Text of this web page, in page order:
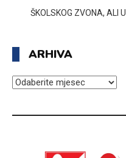
ŠKOLSKOG ZVONA, ALI
ARHIVA
ARHIVA